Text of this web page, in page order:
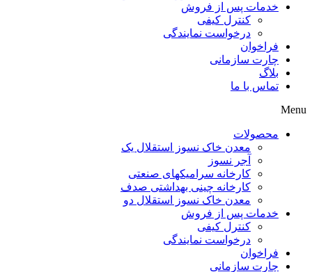
خدمات پس از فروش
کنترل کیفی
درخواست نمایندگی
فراخوان
چارت سازمانی
بلاگ
تماس با ما
Menu
محصولات
معدن خاک نسوز استقلال یک
آجر نسوز
کارخانه سرامیکهای صنعتی
کارخانه چینی بهداشتی صدف
معدن خاک نسوز استقلال دو
خدمات پس از فروش
کنترل کیفی
درخواست نمایندگی
فراخوان
چارت سازمانی